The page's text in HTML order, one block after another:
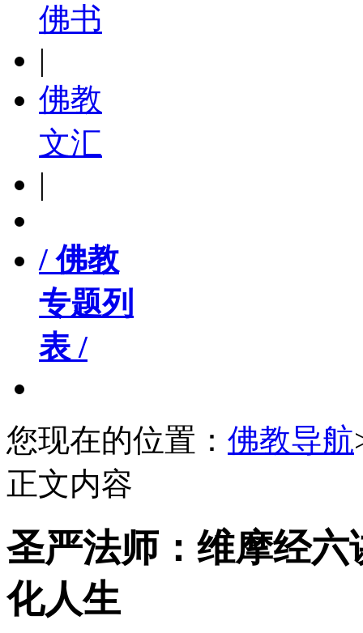
佛书
|
佛教
文汇
|
/ 佛教
专题列
表 /
您现在的位置： 佛教导航
正文内容
圣严法师：维摩经
化人生